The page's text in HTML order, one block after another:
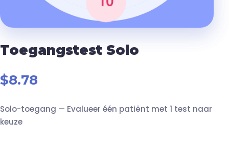
Toegangstest Solo
$8.78
Solo-toegang — Evalueer één patiënt met 1 test naar
keuze